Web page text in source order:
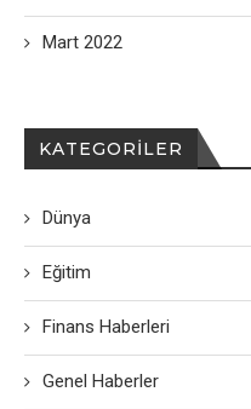
Mart 2022
KATEGORILER
Dünya
Eğitim
Finans Haberleri
Genel Haberler